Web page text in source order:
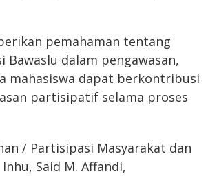
pemahaman tentang
Bawaslu dalam pengawasan,
mahasiswa dapat berkontribusi
partisipatif selama proses
/ Partisipasi Masyarakat dan
Said M. Affandi,